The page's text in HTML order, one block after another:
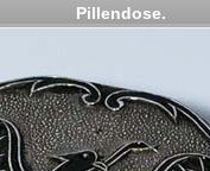
Pillendose.